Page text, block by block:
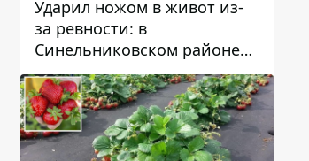
Ударил ножом в живот из-
за ревности: в
Синельниковском районе
задержали 49-летнего
мужчину за убийство